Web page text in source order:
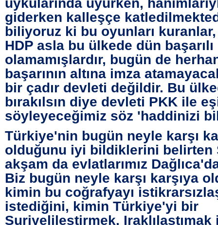
giderken kalleşçe
biliyoruz ki bu oyunları
HDP asla bu ülkede dün başarılı
olamamışlardır, bugün de
başarının altına imza
bir çadır devleti değildir. Bu
bırakılsın diye devleti PKK ile
söyleyeceğimiz söz 'haddinizi
Türkiye'nin bugün neyle karşı
olduğunu iyi bildiklerini belirten
akşam da evlatlarımız
Biz bugün neyle karşı karşıya
kimin bu coğrafyayı
istediğini, kimin Türkiye'yi bir
Suriyelileştirmek,